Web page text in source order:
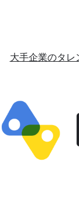
大手企業のタ